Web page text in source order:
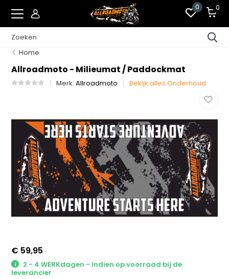
0 0
Home
Allroadmoto - Milieumat / Paddockmat
Merk:Allroadmoto Bekijk alles Onderhoud
€ 59,95
2 - 4 WERKdagen - indien op voorraad bij de
leverancier